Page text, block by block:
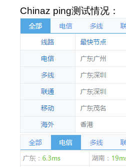
Chinaz ping测试情况：